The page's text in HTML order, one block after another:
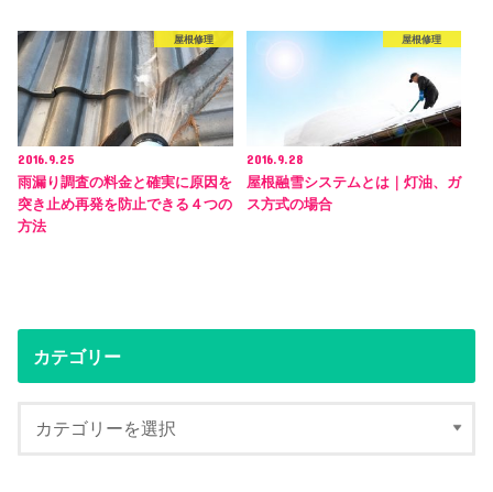
屋根修理
2016.9.25
雨漏り調査の料金と確実に原因を
突き止め再発を防止できる４つの
方法
屋根修理
2016.9.28
屋根融雪システムとは｜灯油、ガ
ス方式の場合
カテゴリー